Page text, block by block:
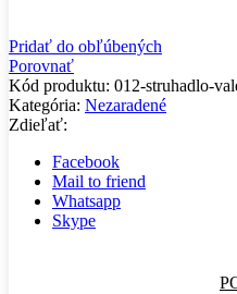
Pridať do obľúbených
Porovnať
Kód produktu: 012-struhadlo-
Kategória: Nezaradené
Zdieľať:
Facebook
Mail to friend
Whatsapp
Skype